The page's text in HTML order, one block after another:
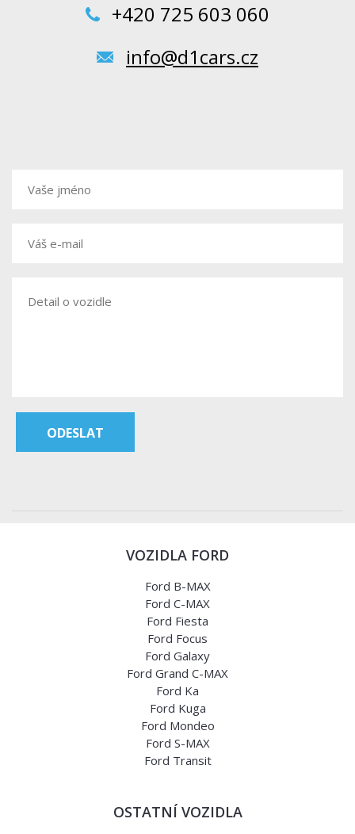
+420 725 603 060
info@d1cars.cz
VOZIDLA FORD
Ford B-MAX
Ford C-MAX
Ford Fiesta
Ford Focus
Ford Galaxy
Ford Grand C-MAX
Ford Ka
Ford Kuga
Ford Mondeo
Ford S-MAX
Ford Transit
OSTATNÍ VOZIDLA